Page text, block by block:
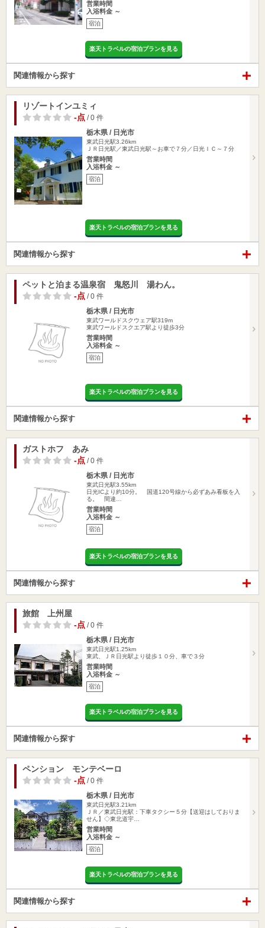
営業時間
入浴料金 ～
宿泊
楽天トラベルの宿泊プランを見る
関連情報から探す
リゾートインユミィ
-点 / 0 件
栃木県 / 日光市
東武日光駅3.26km
ＪＲ日光駅／東武日光駅～お車で７分／日光ＩＣ～７分
営業時間
入浴料金 ～
宿泊
楽天トラベルの宿泊プランを見る
関連情報から探す
ペットと泊まる温泉宿 鬼怒川 湯わん。
-点 / 0 件
栃木県 / 日光市
東武ワールドスクウェア駅319m
東武ワールドスクエア駅より徒歩3分
営業時間
入浴料金 ～
宿泊
楽天トラベルの宿泊プランを見る
関連情報から探す
ガストホフ あみ
-点 / 0 件
栃木県 / 日光市
東武日光駅3.55km
日光ICより約10分。 国道120号線から必ずあみ看板を入
る。 間違…
営業時間
入浴料金 ～
宿泊
楽天トラベルの宿泊プランを見る
関連情報から探す
旅館 上州屋
-点 / 0 件
栃木県 / 日光市
東武日光駅1.25km
東武、ＪＲ日光駅より徒歩１０分、車で３分
営業時間
入浴料金 ～
宿泊
楽天トラベルの宿泊プランを見る
関連情報から探す
ペンション モンテベーロ
-点 / 0 件
栃木県 / 日光市
東武日光駅3.21km
ＪＲ／東武日光駅：下車タクシー５分【送迎はしておりま
せん】◇東北道宇…
営業時間
入浴料金 ～
宿泊
楽天トラベルの宿泊プランを見る
関連情報から探す